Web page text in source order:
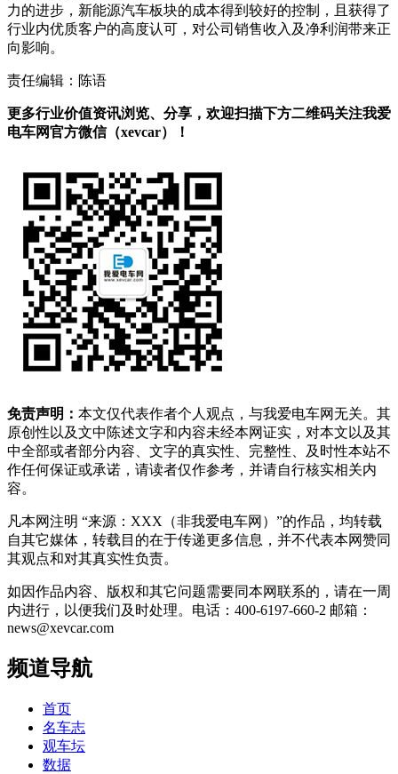
力的进步，新能源汽车板块的成本得到较好的控制，且获得了
行业内优质客户的高度认可，对公司销售收入及净利润带来正
向影响。
责任编辑：陈语
更多行业价值资讯浏览、分享，欢迎扫描下方二维码关注我爱
电车网官方微信（xevcar）！
免责声明： 本文仅代表作者个人观点，与我爱电车网无关。其
原创性以及文中陈述文字和内容未经本网证实，对本文以及其
中全部或者部分内容、文字的真实性、完整性、及时性本站不
作任何保证或承诺，请读者仅作参考，并请自行核实相关内
容。
凡本网注明 “来源：XXX（非我爱电车网）”的作品，均转载
自其它媒体，转载目的在于传递更多信息，并不代表本网赞同
其观点和对其真实性负责。
如因作品内容、版权和其它问题需要同本网联系的，请在一周
内进行，以便我们及时处理。电话：400-6197-660-2 邮箱：
news@xevcar.com
频道导航
首页
名车志
观车坛
数据